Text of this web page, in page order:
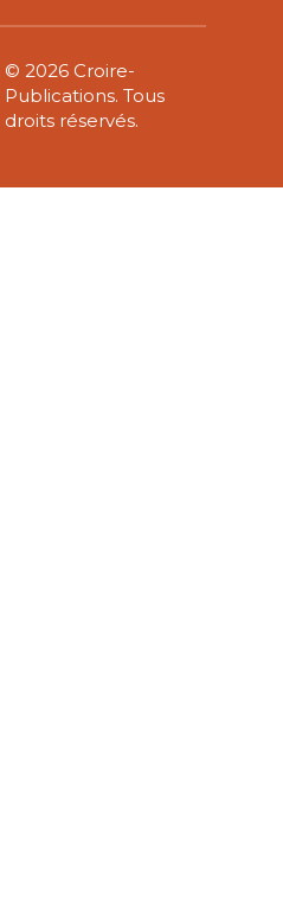
© 2026 Croire-
Publications. Tous
droits réservés.